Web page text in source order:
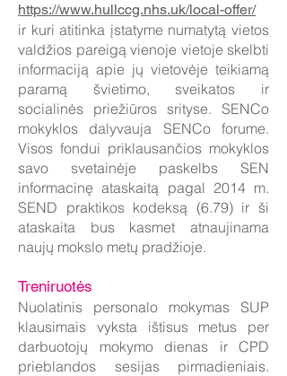
https://www.hullccg.nhs.uk/local-offer/
ir kuri atitinka įstatyme numatytą vietos
valdžios pareigą vienoje vietoje skelbti
informaciją apie jų vietovėje teikiamą
paramą švietimo, sveikatos ir
socialinės priežiūros srityse. SENCo
mokyklos dalyvauja SENCo forume.
Visos fondui priklausančios mokyklos
savo svetainėje paskelbs SEN
informacinę ataskaitą pagal 2014 m.
SEND praktikos kodeksą (6.79) ir ši
ataskaita bus kasmet atnaujinama
naujų mokslo metų pradžioje.
Treniruotės
Nuolatinis personalo mokymas SUP
klausimais vyksta ištisus metus per
darbuotojų mokymo dienas ir CPD
prieblandos sesijas pirmadieniais.